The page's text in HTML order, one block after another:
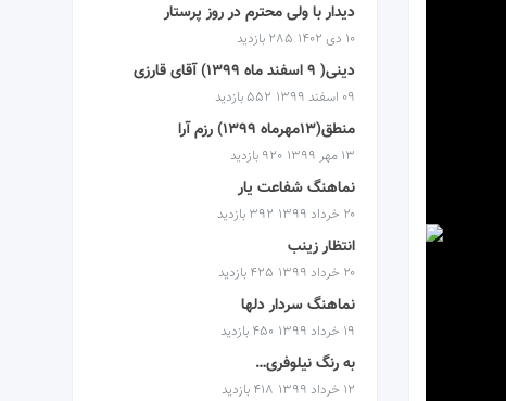
دیدار با ولی محترم در روز پرستار
۱۰ دی ۱۴۰۲ 285 بازدید
دینی( ۹ اسفند ماه ۱۳۹۹) آقای قارزی
۰۹ اسفند ۱۳۹۹ 552 بازدید
منطق(۱۳مهرماه ۱۳۹۹) رزم آرا
۱۳ مهر ۱۳۹۹ 920 بازدید
نماهنگ شفاعت یار
۲۰ خرداد ۱۳۹۹ 392 بازدید
انتظار زینب
۲۰ خرداد ۱۳۹۹ 425 بازدید
نماهنگ سردار دلها
۱۹ خرداد ۱۳۹۹ 450 بازدید
به رنگ نیلوفری…
۱۲ خرداد ۱۳۹۹ 418 بازدید